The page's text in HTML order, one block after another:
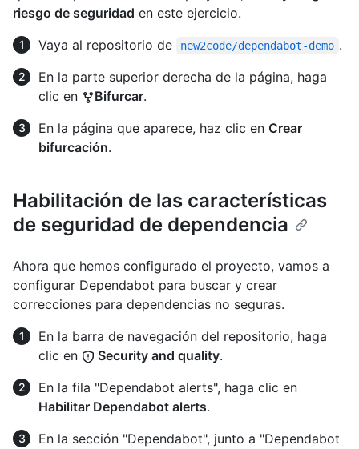
riesgo de seguridad en este ejercicio.
Vaya al repositorio de
new2code/dependabot-demo .
En la parte superior derecha de la página, haga
clic en
Bifurcar.
En la página que aparece, haz clic en Crear
bifurcación.
Habilitación de las características
de seguridad de dependencia
Ahora que hemos configurado el proyecto, vamos a
configurar Dependabot para buscar y crear
correcciones para dependencias no seguras.
En la barra de navegación del repositorio, haga
clic en
Security and quality.
En la fila "Dependabot alerts", haga clic en
Habilitar Dependabot alerts.
En la sección "Dependabot", junto a "Dependabot